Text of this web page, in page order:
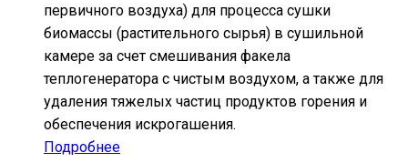
первичного воздуха) для процесса сушки
биомассы (растительного сырья) в сушильной
камере за счет смешивания факела
теплогенератора с чистым воздухом, а также для
удаления тяжелых частиц продуктов горения и
обеспечения искрогашения.
Подробнее